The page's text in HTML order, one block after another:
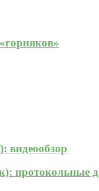
видеообзор
протокольные